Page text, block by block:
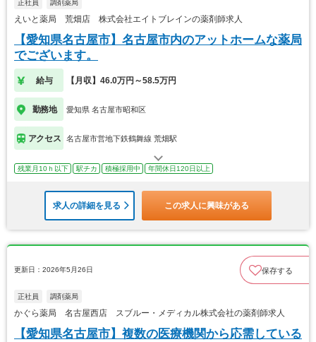
正社員 調剤薬局
えいと薬局 荒畑店 株式会社エイトブレインの薬剤師求人
【愛知県名古屋市】名古屋市内のアットホームな薬局
でございます。
給与 【月収】46.0万円～58.5万円
勤務地 愛知県 名古屋市昭和区
アクセス 名古屋市営地下鉄鶴舞線 荒畑駅
残業月10ｈ以下 駅チカ 積極採用中 年間休日120日以上
求人の詳細を見る この求人に興味がある
更新日：2026年5月26日 保存する
正社員 調剤薬局
かぐら薬局 名古屋西店 スブルー・メディカル株式会社の薬剤師求人
【愛知県名古屋市】複数の医療機関から応需している